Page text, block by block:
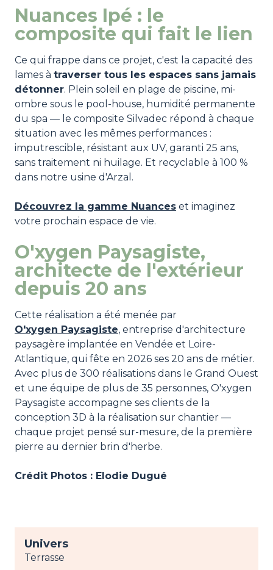
Nuances Ipé : le
composite qui fait le lien
Ce qui frappe dans ce projet, c'est la capacité des
lames à traverser tous les espaces sans jamais
détonner. Plein soleil en plage de piscine, mi-
ombre sous le pool-house, humidité permanente
du spa — le composite Silvadec répond à chaque
situation avec les mêmes performances :
imputrescible, résistant aux UV, garanti 25 ans,
sans traitement ni huilage. Et recyclable à 100 %
dans notre usine d'Arzal.
Découvrez la gamme Nuances et imaginez
votre prochain espace de vie.
O'xygen Paysagiste,
architecte de l'extérieur
depuis 20 ans
Cette réalisation a été menée par
O'xygen Paysagiste, entreprise d'architecture
paysagère implantée en Vendée et Loire-
Atlantique, qui fête en 2026 ses 20 ans de métier.
Avec plus de 300 réalisations dans le Grand Ouest
et une équipe de plus de 35 personnes, O'xygen
Paysagiste accompagne ses clients de la
conception 3D à la réalisation sur chantier —
chaque projet pensé sur-mesure, de la première
pierre au dernier brin d'herbe.
Crédit Photos : Elodie Dugué
Univers
Terrasse